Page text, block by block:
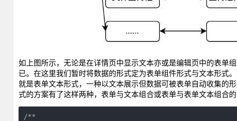
如上图所示，无论是在详情页中显示文本亦或是编辑页中的表单
已。在这里我们暂时将数据的形式定为表单组件形式与文本形式
就是表单文本形式，一种以文本展示但数据可被表单自动收集的
式的方案有了这样两种，表单与文本组合或表单与表单文本组合
/**